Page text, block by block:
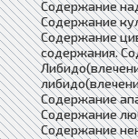
Содержание
Содержание
Содержание
содержания.
Содержание
Содержание
Содержание